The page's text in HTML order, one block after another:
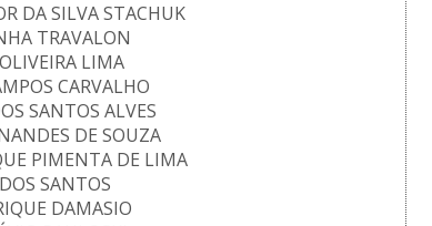
DA SILVA STACHUK
TRAVALON
LIMA
CARVALHO
SANTOS ALVES
DE SOUZA
PIMENTA DE LIMA
SANTOS
DAMASIO